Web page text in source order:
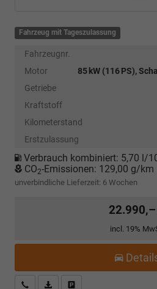
Fahrzeug mit Tageszulassung
Fahrzeugnr.
Motor
85 kW (116 PS),
Getriebe
Kraftstoff
Kilometerstand
Erstzulassung
Verbrauch kombiniert: 5,70 l/
CO2-Emissionen: 129,00 g/km
unverbindliche Lieferzeit: 6 Wochen
incl. 19%
Kostenloser Rückruf-Service
PDF-Datei, Fahrzeugexposé